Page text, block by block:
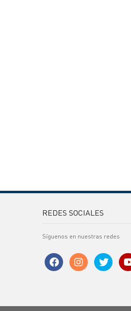
REDES SOCIALES
Síguenos en nuestras redes